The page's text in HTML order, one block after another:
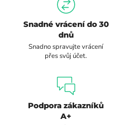
Snadné vrácení do 30
dnů
Snadno spravujte vrácení
přes svůj účet.
Podpora zákazníků
A+